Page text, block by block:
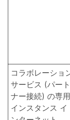
コラボレーショ
サービス (パート
ナー接続) の専用
インスタンス イ